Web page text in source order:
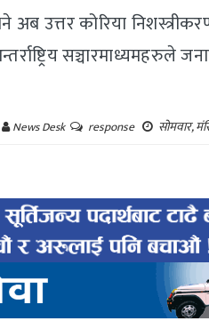
उत्तर कोरिया
सञ्चारमाध्यमहरुले
News Desk response सोमवार,